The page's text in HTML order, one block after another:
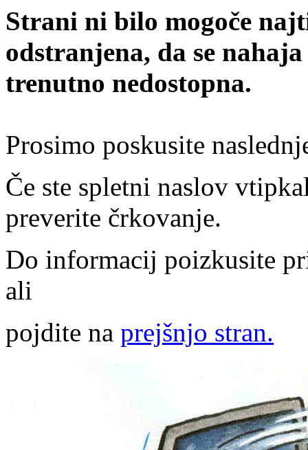
Strani ni bilo mogoče
odstranjena, da se
trenutno nedostopna.
Prosimo poskusite
Če ste spletni naslov
preverite črkovanje.
Do informacij poizkusite
ali
pojdite na prejšnjo stran.